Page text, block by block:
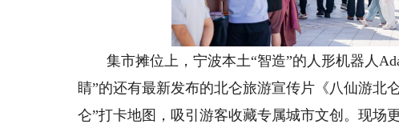
集市摊位上，宁波本土“智造”的人形机器人
睛”的还有最新发布的北仑旅游宣传片《八仙游北
仑”打卡地图，吸引游客收藏专属城市文创。现场